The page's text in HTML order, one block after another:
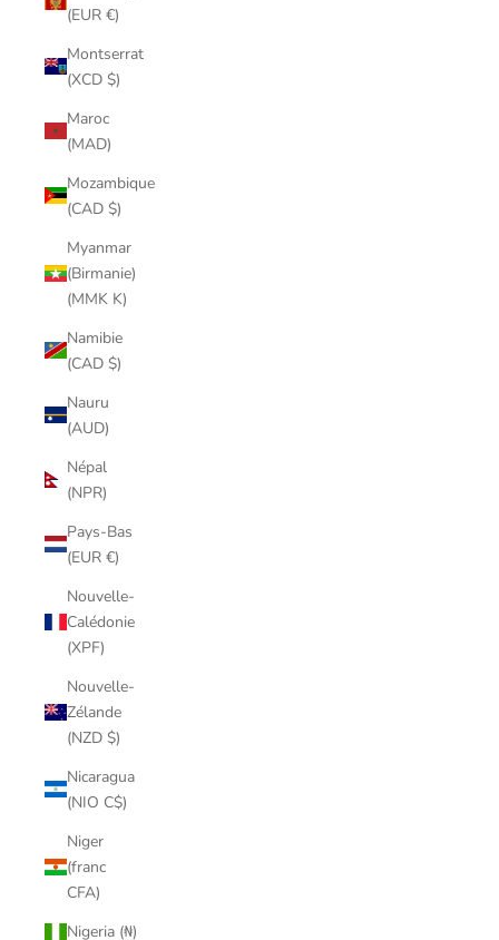
(EUR €)
Montserrat
(XCD $)
Maroc
(MAD)
Mozambique
(CAD $)
Myanmar
(Birmanie)
(MMK K)
Namibie
(CAD $)
Nauru
(AUD)
Népal
(NPR)
Pays-Bas
(EUR €)
Nouvelle-
Calédonie
(XPF)
Nouvelle-
Zélande
(NZD $)
Nicaragua
(NIO C$)
Niger
(franc
CFA)
Nigeria (₦)